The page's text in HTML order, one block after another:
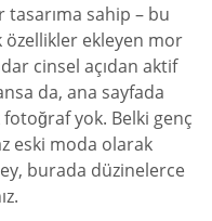
tasarıma sahip – bu
ekleyen mor
cinsel açıdan aktif
da, ana sayfada
yok. Belki genç
eski moda olarak
burada düzinelerce